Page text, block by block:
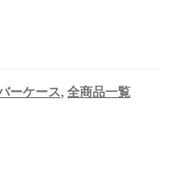
ーケース, 全商品一覧